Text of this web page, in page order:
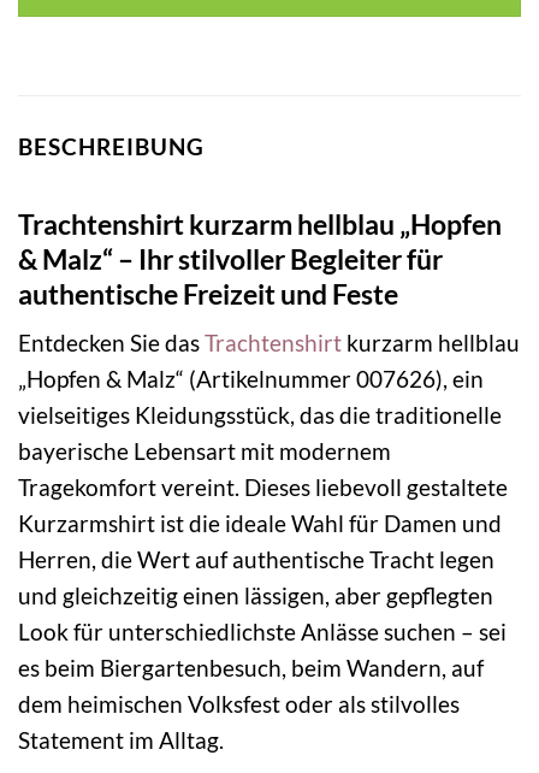
BESCHREIBUNG
Trachtenshirt kurzarm hellblau „Hopfen
& Malz“ – Ihr stilvoller Begleiter für
authentische Freizeit und Feste
Entdecken Sie dasTrachtenshirt kurzarm hellblau
„Hopfen & Malz“ (Artikelnummer 007626), ein
vielseitiges Kleidungsstück, das die traditionelle
bayerische Lebensart mit modernem
Tragekomfort vereint. Dieses liebevoll gestaltete
Kurzarmshirt ist die ideale Wahl für Damen und
Herren, die Wert auf authentische Tracht legen
und gleichzeitig einen lässigen, aber gepflegten
Look für unterschiedlichste Anlässe suchen – sei
es beim Biergartenbesuch, beim Wandern, auf
dem heimischen Volksfest oder als stilvolles
Statement im Alltag.